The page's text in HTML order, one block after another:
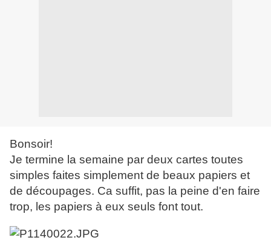
Bonsoir!
Je termine la semaine par deux cartes toutes
simples faites simplement de beaux papiers et
de découpages. Ca suffit, pas la peine d'en faire
trop, les papiers à eux seuls font tout.